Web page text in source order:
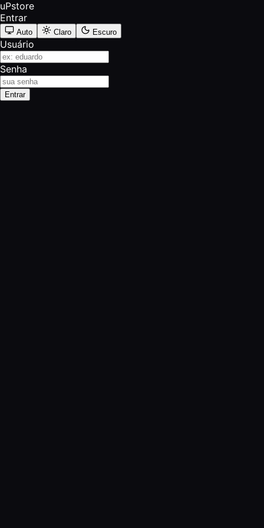
uPstore
Entrar
Auto Claro Escuro
Usuário
Senha
Entrar